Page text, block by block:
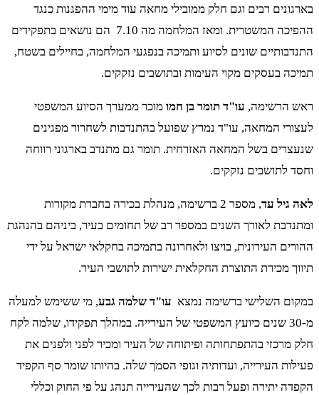
בארגונים רבים וגם חלק ממובילי מחאה עוד מימי ההפגנות כנגד
ההפיכה המשטרית. ומאז המלחמה מה 7.10 הם נושאים בתפקידים
התנדבותיים שונים לסיוע ותמיכה בנפגעי המלחמה, בחיילים בשטח,
תמיכה בעסקים מקוי העימות ובתושבים נזקקים.
ראש הרשימה, עו"ד תומר בן חמו מוכר ממערך הסיוע המשפטי
לעצורי המחאה, עו"ד נמרץ שפועל בהתנדבות לשחרור מפגינים
שנעצרים בשל המחאה האזרחית. תומר גם מתנדב בארגוני רווחה
וחסד לתושבים נזקקים.
לאה גיל עד
, מספר 2 ברשימה, מנהלת בכירה בחברת מקורות
ומתנדבת לאורך השנים במספר רב של תחומים בעיר, ביניהם בהנהגת
ההורים העירונית, בויצו ולאחרונה בתמיכה בחקלאי ישראל על ידי
תיווך מכירת התוצרת החקלאית ישירות לתושבי העיר.
במקום השלישי ברשימה נמצא עו"ד שלמה גבע, מי ששימש למעלה
מ-30 שנים כיועץ המשפטי של העירייה. במהלך תפקידו, שלמה לקח
חלק מרכזי בהתפתחותה ופיתוחה של העיר ומכיר לפני ולפנים את
פעילות העירייה, ועדותיה וגופי הסמך שלה. בהיותו שומר סף הקפיד
הקפדה יתירה ופעל רבות לכך שהעירייה תנהג על פי החוק וכללי